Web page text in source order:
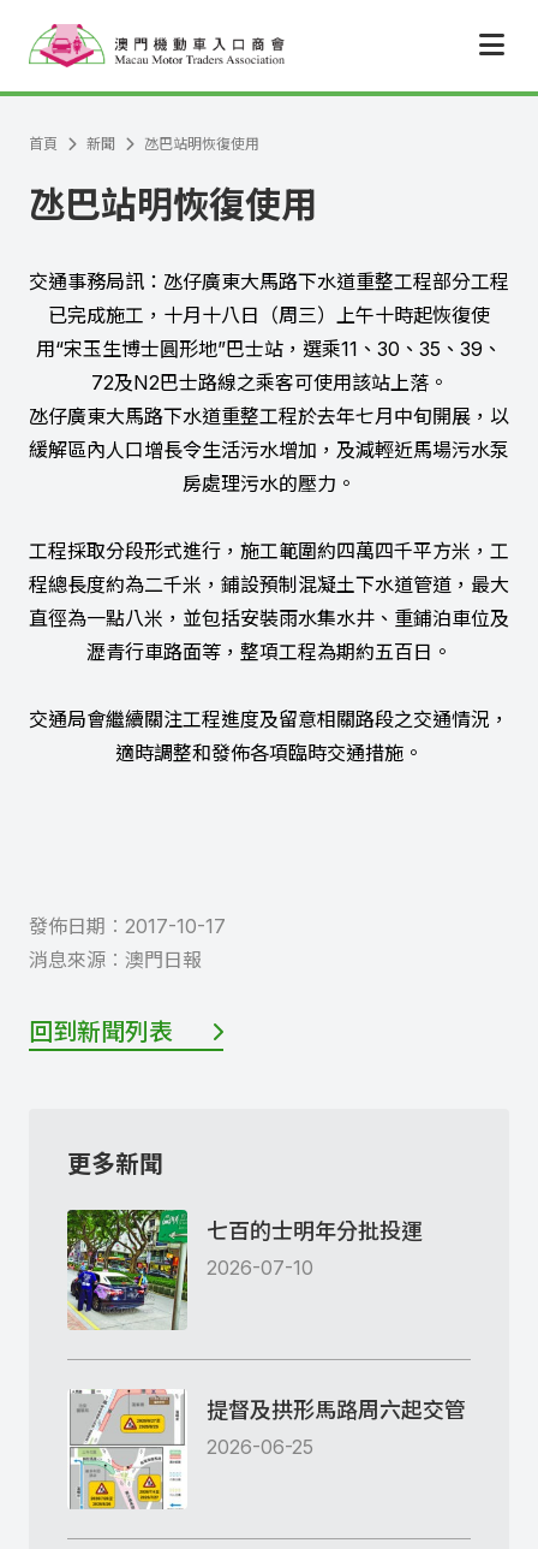
首頁 新聞 氹巴站明恢復使用
氹巴站明恢復使用
交通事務局訊：氹仔廣東大馬路下水道重整工程部分工程
已完成施工，十月十八日（周三）上午十時起恢復使
用“宋玉生博士圓形地”巴士站，選乘11、30、35、39、
72及N2巴士路線之乘客可使用該站上落。
氹仔廣東大馬路下水道重整工程於去年七月中旬開展，以
緩解區內人口增長令生活污水增加，及減輕近馬場污水泵
房處理污水的壓力。
工程採取分段形式進行，施工範圍約四萬四千平方米，工
程總長度約為二千米，鋪設預制混凝土下水道管道，最大
直徑為一點八米，並包括安裝雨水集水井、重鋪泊車位及
瀝青行車路面等，整項工程為期約五百日。
交通局會繼續關注工程進度及留意相關路段之交通情況，
適時調整和發佈各項臨時交通措施。
發佈日期︰ 2017-10-17
消息來源︰ 澳門日報
回到新聞列表
更多新聞
七百的士明年分批投運
2026-07-10
提督及拱形馬路周六起交管
2026-06-25